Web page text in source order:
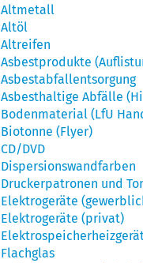
Altmetall
Altöl
Altreifen
Asbestprodukte
Asbestabfallentsorgung
Asbesthaltige Abfälle
Bodenmaterial (LfU
Biotonne (Flyer)
CD/DVD
Dispersionswandfarben
Druckerpatronen und
Elektrogeräte
Elektrogeräte (privat)
Flachglas